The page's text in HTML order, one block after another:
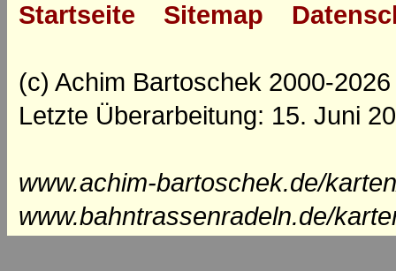
Startseite Sitemap
(c) Achim Bartoschek 2000-2026
Letzte Überarbeitung: 15. Juni
www.achim-bartoschek.de/
www.bahntrassenradeln.de/